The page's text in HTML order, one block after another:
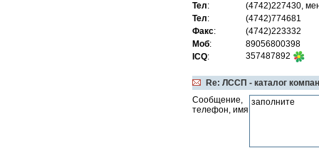
Тел:
(4742)227430,
Тел:
(4742)774681
Факс:
(4742)223332
Моб:
89056800398
ICQ: 357487892
Re: ЛССП - каталог
Сообщение,
телефон, имя